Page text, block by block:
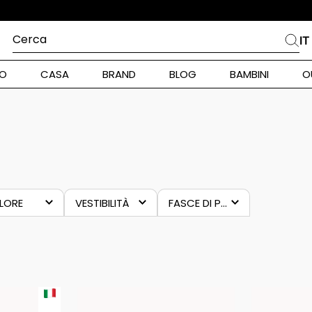
Cerca
FREQUENTI
Lauren
Max Mara
IT
CASA BRAND BLOG BAMBINI
VESTIBILITÀ FASCE DI PREZZO